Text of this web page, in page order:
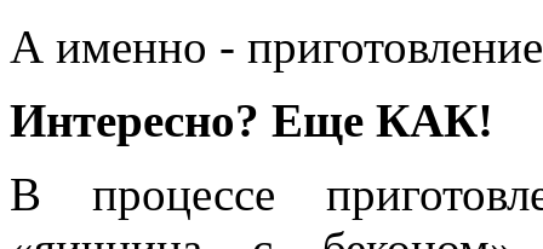
А именно -
Интересно? Еще КАК!
В процессе